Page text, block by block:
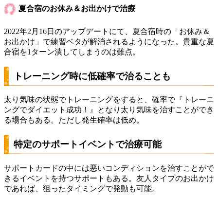
夏合宿のお休み＆お出かけで治療
2022年2月16日のアップデートにて、夏合宿時の「お休み＆
お出かけ」で練習ベタが解消されるようになった。貴重な夏
合宿を1ターン潰してしまうのは難点。
トレーニング時に低確率で治ることも
太り気味の状態でトレーニングをすると、確率で『トレーニ
ングでダイエット成功！』となり太り気味を治すことができ
る場合もある。ただし発生確率は低め。
特定のサポートイベントで治療可能
サポートカードの中には悪いコンディションを治すことがで
きるイベントを持つサポートもある。友人タイプのお出かけ
であれば、狙ったタイミングで発動も可能。